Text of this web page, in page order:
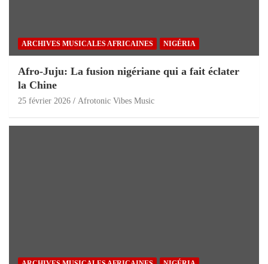
ARCHIVES MUSICALES AFRICAINES NIGÉRIA
Afro-Juju: La fusion nigériane qui a fait éclater
la Chine
25 février 2026 Afrotonic Vibes Music